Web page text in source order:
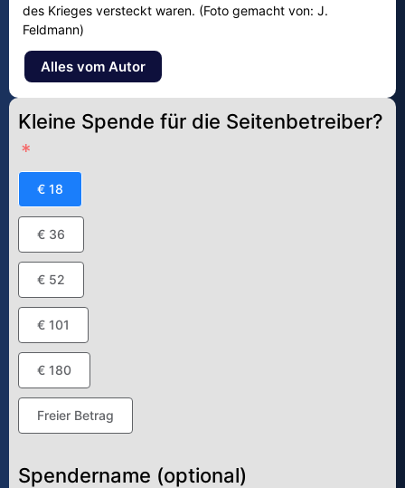
des Krieges versteckt waren. (Foto gemacht von: J.
Feldmann)
Alles vom Autor
Kleine Spende für die Seitenbetreiber?
€ 18
€ 36
€ 52
€ 101
€ 180
Freier Betrag
Spendername (optional)